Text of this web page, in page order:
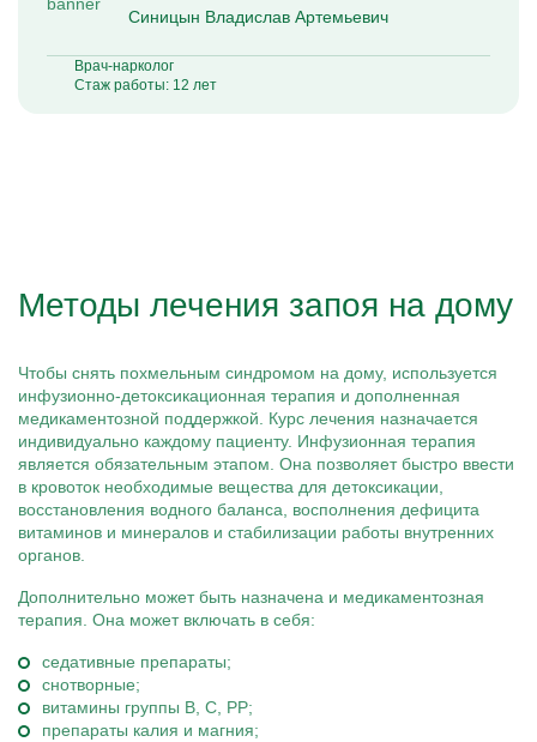
Синицын Владислав Артемьевич
Врач-нарколог
Стаж работы: 12 лет
Методы лечения запоя на дому
Чтобы снять похмельным синдромом на дому, используется
инфузионно-детоксикационная терапия и дополненная
медикаментозной поддержкой. Курс лечения назначается
индивидуально каждому пациенту. Инфузионная терапия
является обязательным этапом. Она позволяет быстро ввести
в кровоток необходимые вещества для детоксикации,
восстановления водного баланса, восполнения дефицита
витаминов и минералов и стабилизации работы внутренних
органов.
Дополнительно может быть назначена и медикаментозная
терапия. Она может включать в себя:
седативные препараты;
снотворные;
витамины группы В, С, РР;
препараты калия и магния;